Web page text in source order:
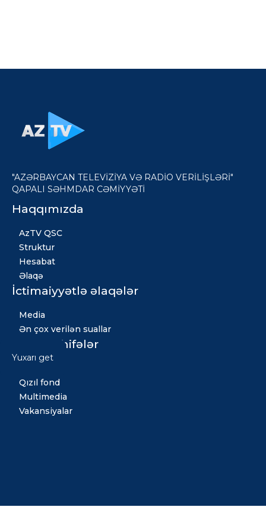
"AZƏRBAYCAN TELEVİZİYA VƏ RADİO VERİLİŞLƏRİ"
QAPALI SƏHMDAR CƏMİYYƏTİ
Haqqımızda
AzTV QSC
Struktur
Hesabat
Əlaqə
İctimaiyyətlə əlaqələr
Media
Ən çox verilən suallar
Digər səhifələr
Qızıl fond
Multimedia
Vakansiyalar
Yuxarı get